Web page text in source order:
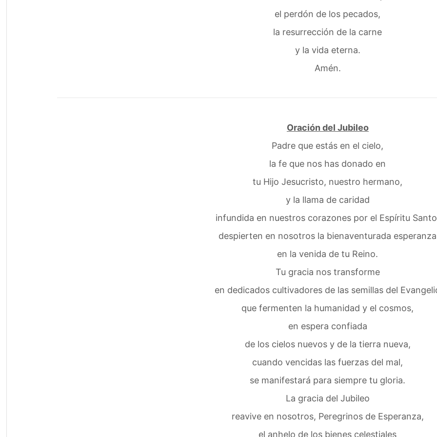
el perdón de los pecados,
la resurrección de la carne
y la vida eterna.
Amén.
Oración del Jubileo
Padre que estás en el cielo,
la fe que nos has donado en
tu Hijo Jesucristo, nuestro hermano,
y la llama de caridad
infundida en nuestros corazones por el Espíritu
despierten en nosotros la bienaventurada esperanza
en la venida de tu Reino.
Tu gracia nos transforme
en dedicados cultivadores de las semillas del
que fermenten la humanidad y el cosmos,
en espera confiada
de los cielos nuevos y de la tierra nueva,
cuando vencidas las fuerzas del mal,
se manifestará para siempre tu gloria.
La gracia del Jubileo
reavive en nosotros, Peregrinos de Esperanza,
el anhelo de los bienes celestiales